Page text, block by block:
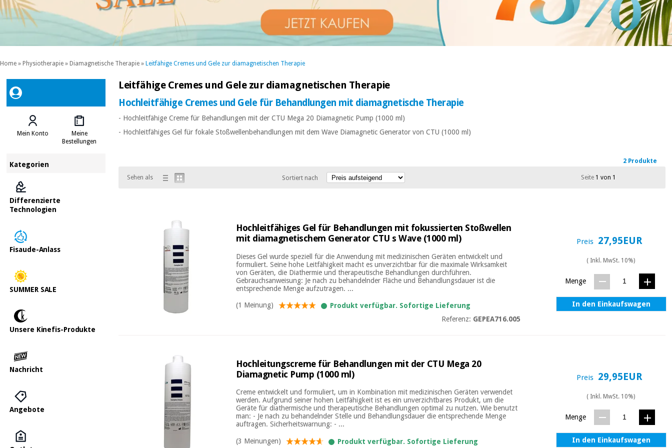
Home » Physiotherapie » Diamagnetische Therapie » Leitfähige Cremes und Gele zur diamagnetischen Therapie
Mein Konto
Meine
Bestellungen
Kategorien
Differenzierte
Technologien
Fisaude-Anlass
SUMMER SALE
Unsere Kinefis-Produkte
Nachricht
Angebote
Leitfähige Cremes und Gele zur diamagnetischen Therapie
Hochleitfähige Cremes und Gele für Behandlungen mit diamagnetische Therapie
- Hochleitfähige Creme für Behandlungen mit der CTU Mega 20 Diamagnetic Pump (1000 ml)
- Hochleitfähiges Gel für fokale Stoßwellenbehandlungen mit dem Wave Diamagnetic Generator von CTU (1000 ml)
2 Produkte
Sehen als Sortiert nach Seite1 von 1
Hochleitfähiges Gel für Behandlungen mit fokussierten Stoßwellen
mit diamagnetischem Generator CTU s Wave (1000 ml)
Dieses Gel wurde speziell für die Anwendung mit medizinischen Geräten entwickelt und
formuliert. Seine hohe Leitfähigkeit macht es unverzichtbar für die maximale Wirksamkeit
von Geräten, die Diathermie und therapeutische Behandlungen durchführen.
Gebrauchsanweisung: Je nach zu behandelnder Fläche und Behandlungsdauer ist die
entsprechende Menge aufzutragen. ...
(1 Meinung)
Produkt verfügbar. Sofortige Lieferung
Referenz: GEPEA716.005
Preis 27,95EUR
( Inkl. MwSt. 10%)
Menge
In den Einkaufswagen
Hochleitungscreme für Behandlungen mit der CTU Mega 20
Diamagnetic Pump (1000 ml)
Creme entwickelt und formuliert, um in Kombination mit medizinischen Geräten verwendet
werden. Aufgrund seiner hohen Leitfähigkeit ist es ein unverzichtbares Produkt, um die
Geräte für diathermische und therapeutische Behandlungen optimal zu nutzen. Wie benutzt
man: - Je nach zu behandelnder Stelle und Behandlungsdauer die entsprechende Menge
auftragen. Sicherheitswarnung: - ...
(3 Meinungen) Produkt verfügbar. Sofortige Lieferung
Preis 29,95EUR
( Inkl. MwSt. 10%)
Menge
In den Einkaufswagen